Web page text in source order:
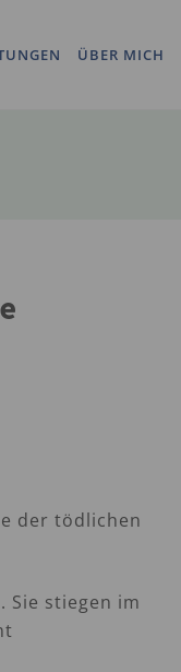
ÜBER MICH
der tödlichen
Sie stiegen im